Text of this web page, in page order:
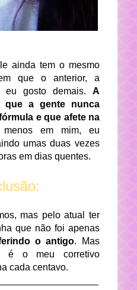
tem o mesmo
que o anterior, a
eu gosto demais. A
que a gente nunca
e que afete na
em mim, eu
umas duas vezes
em dias quentes.
mas pelo atual ter
que não foi apenas
o antigo. Mas
é o meu corretivo
cada centavo.